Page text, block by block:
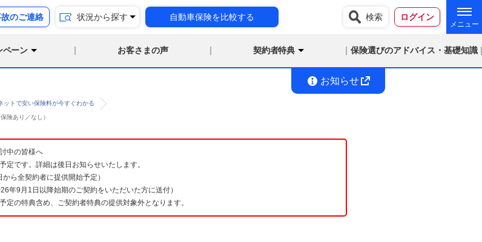
のご連絡 状況から探す 自動車保険を比較する 検索 ログイン
ペーン お客さまの声 契約者特典 保険選びのアドバイス・基礎知識
お知らせ
トで安い保険料が今すぐわかる
険あり／なし）
中の皆様へ
定です。詳細は後日お知らせいたします。
ら全契約者に提供開始予定）
年9月1日以降始期のご契約をいただいた方に送付）
の特典含め、ご契約者特典の提供対象外となります。